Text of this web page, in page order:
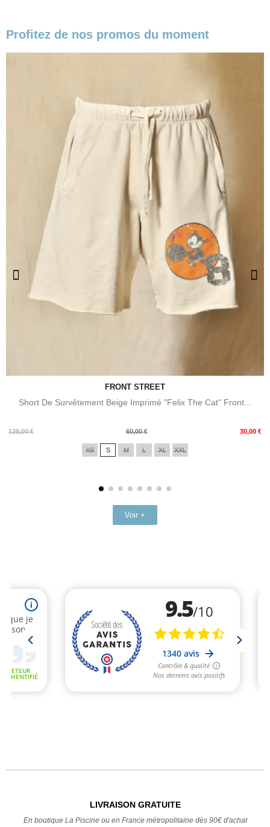
Profitez de nos promos du moment
FRONT STREET
Short De Survêtement Beige Imprimé "Felix The Cat" Front...
139,00 €
Prix
60,00 € 30,00 €
Prix
XS S M L XL XXL
Voir +
LIVRAISON GRATUITE
En boutique La Piscine ou en France métropolitaine dès 90€ d'achat